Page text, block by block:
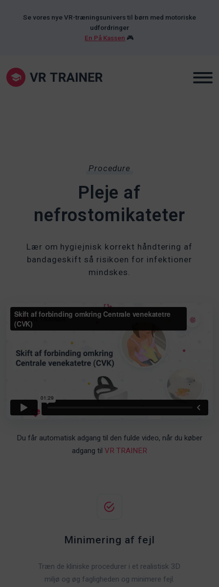
Se vores nye VR-træningsunivers til børn med motoriske
udfordringer
En På Kassen 🎮
Procedure
Pleje af
nefrostomikateter
Lær om hygiejnisk korrekt håndtering af
bandageskift så risikoen for infektioner
mindskes.
Du får automatisk adgang til den fulde video, når du køber
adgang til VR TRAINER
Minimering af fejl
Træn de kliniske procedurer i et realistisk 3D
miljø og øg fagligheden og minimere fejl.